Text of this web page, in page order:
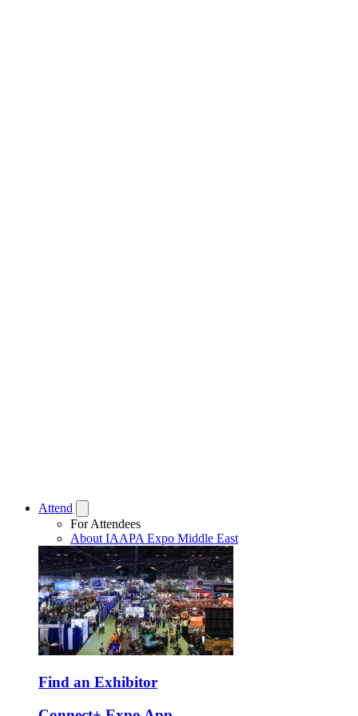
Attend
For Attendees
About IAAPA Expo Middle East
Find an Exhibitor